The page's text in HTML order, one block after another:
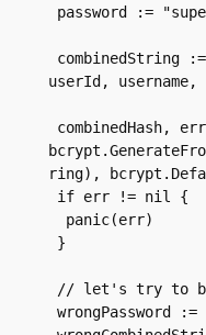
password :=
userId, username,
ring),
if err != nil {
  panic(err)
}
// let's try to
wrongPassword